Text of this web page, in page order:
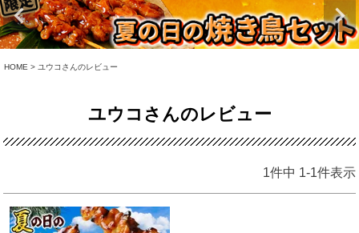
HOME ユウコさんのレビュー
ユウコさんのレビュー
1件中 1-1件表示